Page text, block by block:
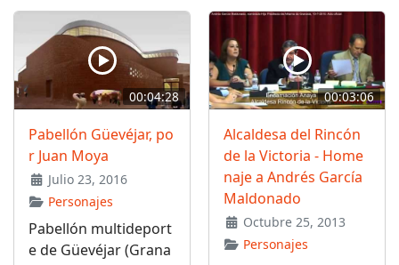
00:04:28
Pabellón Güevéjar, po
r Juan Moya
Julio 23, 2016
Personajes
Pabellón multideport
e de Güevéjar (Grana
00:03:06
Alcaldesa del Rincón
de la Victoria - Home
naje a Andrés García
Maldonado
Octubre 25, 2013
Personajes